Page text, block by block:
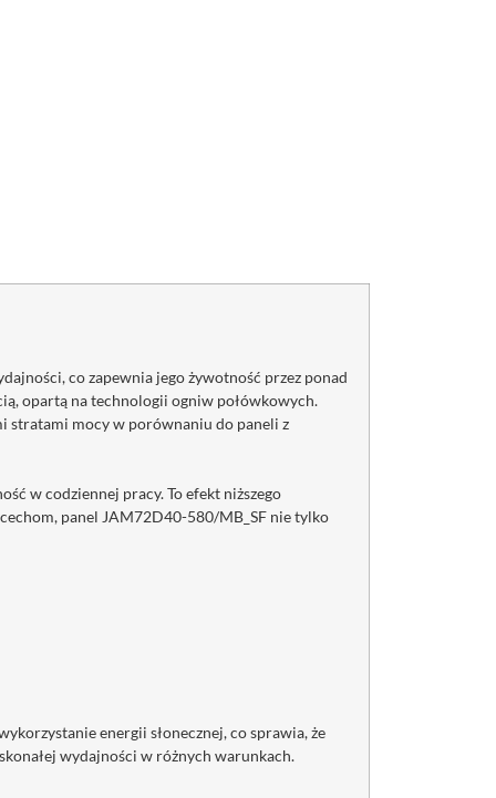
co zapewnia jego żywotność przez ponad
opartą na technologii ogniw połówkowych.
stratami mocy w porównaniu do paneli z
w codziennej pracy. To efekt niższego
panel JAM72D40-580/MB_SF nie tylko
energii słonecznej, co sprawia, że
wydajności w różnych warunkach.